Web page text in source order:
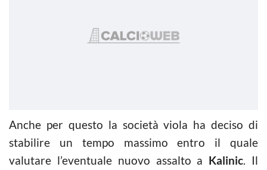
Anche per questo la società viola ha deciso di
stabilire un tempo massimo entro il quale
valutare l’eventuale nuovo assalto a Kalinic. Il